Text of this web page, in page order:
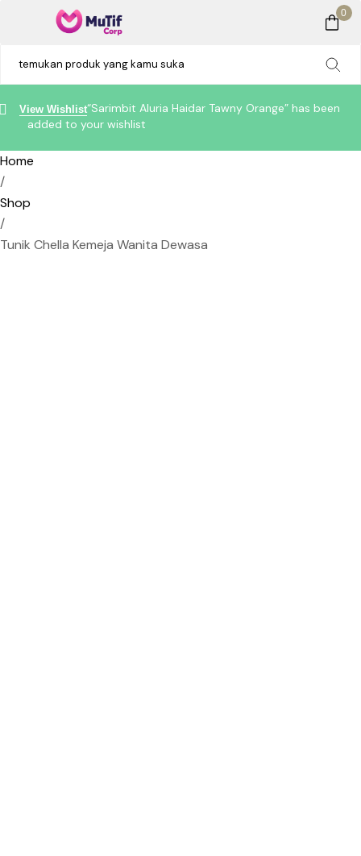
0
View Wishlist“Sarimbit Aluria Haidar Tawny Orange” has been
added to your wishlist
Home
/
Shop
/
Tunik Chella Kemeja Wanita Dewasa